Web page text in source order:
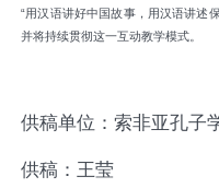
“用汉语讲好中国故事，用汉语讲述
并将持续贯彻这一互动教学模式。
供稿单位：索非亚孔子
供稿：王莹